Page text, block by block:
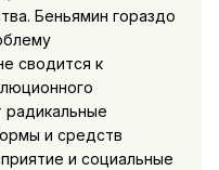
Беньямин гораздо
сводится к
радикальные
и средств
и социальные